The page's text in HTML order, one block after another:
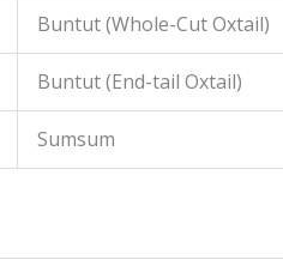
Buntut (Whole-Cut Oxtail)
Buntut (End-tail Oxtail)
Sumsum